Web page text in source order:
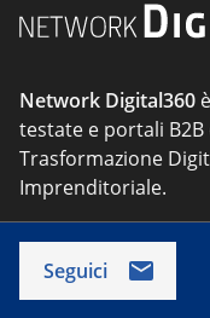
Network Digital360
testate e portali
Trasformazione
Imprenditoriale.
Seguici